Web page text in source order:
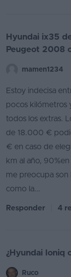
Hyundai ix35
Peugeot 2008
mamen1234
Estoy indecisa
pocos kilómetros
todos los extras.
de 18.000 €
€ en caso de
km al año,
me preocupa son
como la...
Responder 4
¿Hyundai Ioniq
Ruco